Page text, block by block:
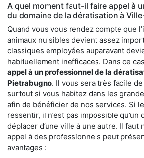
A quel moment faut-il faire appel à
du domaine de la dératisation à
Quand vous vous rendez compte que
animaux nuisibles devient assez
classiques employées auparavant
habituellement inefficaces. Dans ce
appel à un professionnel de la
Pietrabugno. Il vous sera très facile
surtout si vous habitez dans les
afin de bénéficier de nos services. Si
ressentir, il n’est pas impossible
déplacer d’une ville à une autre. Il faut
appel à des professionnels peut
avantages :